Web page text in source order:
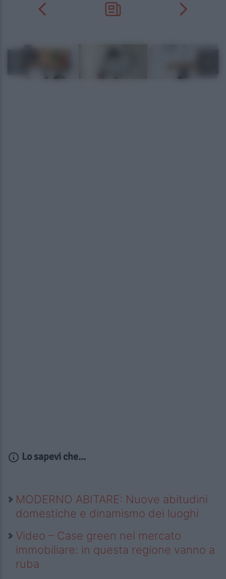
Lo sapevi che...
MODERNO ABITARE: Nuove abitudini
domestiche e dinamismo dei luoghi
Video – Case green nel mercato
immobiliare: in questa regione vanno a
ruba